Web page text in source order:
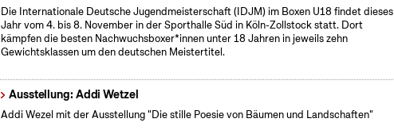
Die Internationale Deutsche Jugendmeisterschaft (IDJM) im Boxen U18 findet dieses
Jahr vom 4. bis 8. November in der Sporthalle Süd in Köln-Zollstock statt. Dort
kämpfen die besten Nachwuchsboxer*innen unter 18 Jahren in jeweils zehn
Gewichtsklassen um den deutschen Meistertitel.
Ausstellung: Addi Wetzel
Addi Wezel mit der Ausstellung "Die stille Poesie von Bäumen und Landschaften"